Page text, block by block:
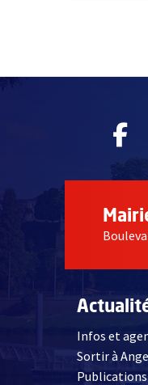
,
Infos et
Sortir à
Publications